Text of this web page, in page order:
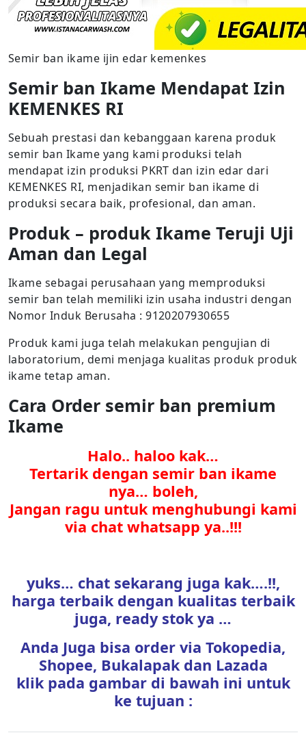
Semir ban ikame ijin edar kemenkes
Semir ban Ikame Mendapat Izin
KEMENKES RI
Sebuah prestasi dan kebanggaan karena produk
semir ban Ikame yang kami produksi telah
mendapat izin produksi PKRT dan izin edar dari
KEMENKES RI, menjadikan semir ban ikame di
produksi secara baik, profesional, dan aman.
Produk – produk Ikame Teruji Uji
Aman dan Legal
Ikame sebagai perusahaan yang memproduksi
semir ban telah memiliki izin usaha industri dengan
Nomor Induk Berusaha : 9120207930655
Produk kami juga telah melakukan pengujian di
laboratorium, demi menjaga kualitas produk produk
ikame tetap aman.
Cara Order semir ban premium
Ikame
Halo.. haloo kak…
Tertarik dengan semir ban ikame
nya… boleh,
Jangan ragu untuk menghubungi kami
via chat whatsapp ya..!!!
yuks… chat sekarang juga kak….!!,
harga terbaik dengan kualitas terbaik
juga, ready stok ya …
Anda Juga bisa order via Tokopedia,
Shopee, Bukalapak dan Lazada
klik pada gambar di bawah ini untuk
ke tujuan :